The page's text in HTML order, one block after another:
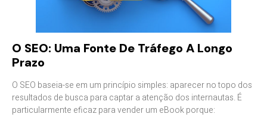
O SEO: Uma Fonte De Tráfego A Longo
Prazo
O SEO baseia-se em um princípio simples: aparecer no topo dos
resultados de busca para captar a atenção dos internautas. É
particularmente eficaz para vender um eBook porque: